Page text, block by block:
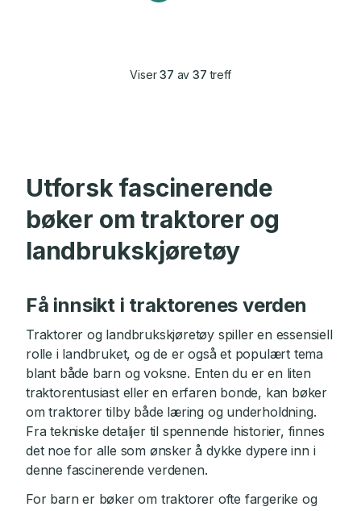
Viser37 av 37 treff
Utforsk fascinerende
bøker om traktorer og
landbrukskjøretøy
Få innsikt i traktorenes verden
Traktorer og landbrukskjøretøy spiller en essensiell
rolle i landbruket, og de er også et populært tema
blant både barn og voksne. Enten du er en liten
traktorentusiast eller en erfaren bonde, kan bøker
om traktorer tilby både læring og underholdning.
Fra tekniske detaljer til spennende historier, finnes
det noe for alle som ønsker å dykke dypere inn i
denne fascinerende verdenen.
For barn er bøker om traktorer ofte fargerike og